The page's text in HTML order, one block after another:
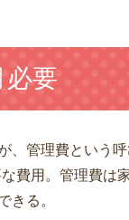
必要
、管理費という
費用。管理費は
きる。